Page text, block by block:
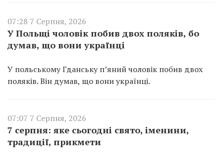
07:28 7 Серпня, 2026
У Польщі чоловік побив двох поляків, бо
думав, що вони українці
У польському Гданську п’яний чоловік побив двох
поляків. Він думав, що вони українці.
07:07 7 Серпня, 2026
7 серпня: яке сьогодні свято, іменини,
традиції, прикмети